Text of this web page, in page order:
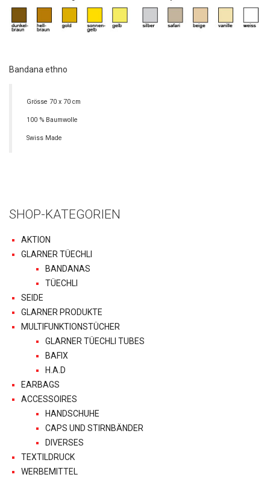
Bandana ethno
Grösse 70 x 70 cm
100 % Baumwolle
Swiss Made
SHOP-KATEGORIEN
AKTION
GLARNER TÜECHLI
BANDANAS
TÜECHLI
SEIDE
GLARNER PRODUKTE
MULTIFUNKTIONSTÜCHER
GLARNER TÜECHLI TUBES
BAFIX
H.A.D
EARBAGS
ACCESSOIRES
HANDSCHUHE
CAPS UND STIRNBÄNDER
DIVERSES
TEXTILDRUCK
WERBEMITTEL